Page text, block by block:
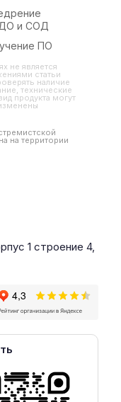
и СОД
ПО
не является
статьи
наличие
технические
продукта могут
на территории
1 строение 4,